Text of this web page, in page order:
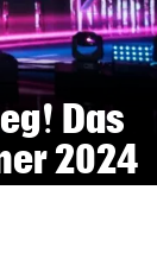
Das
2024